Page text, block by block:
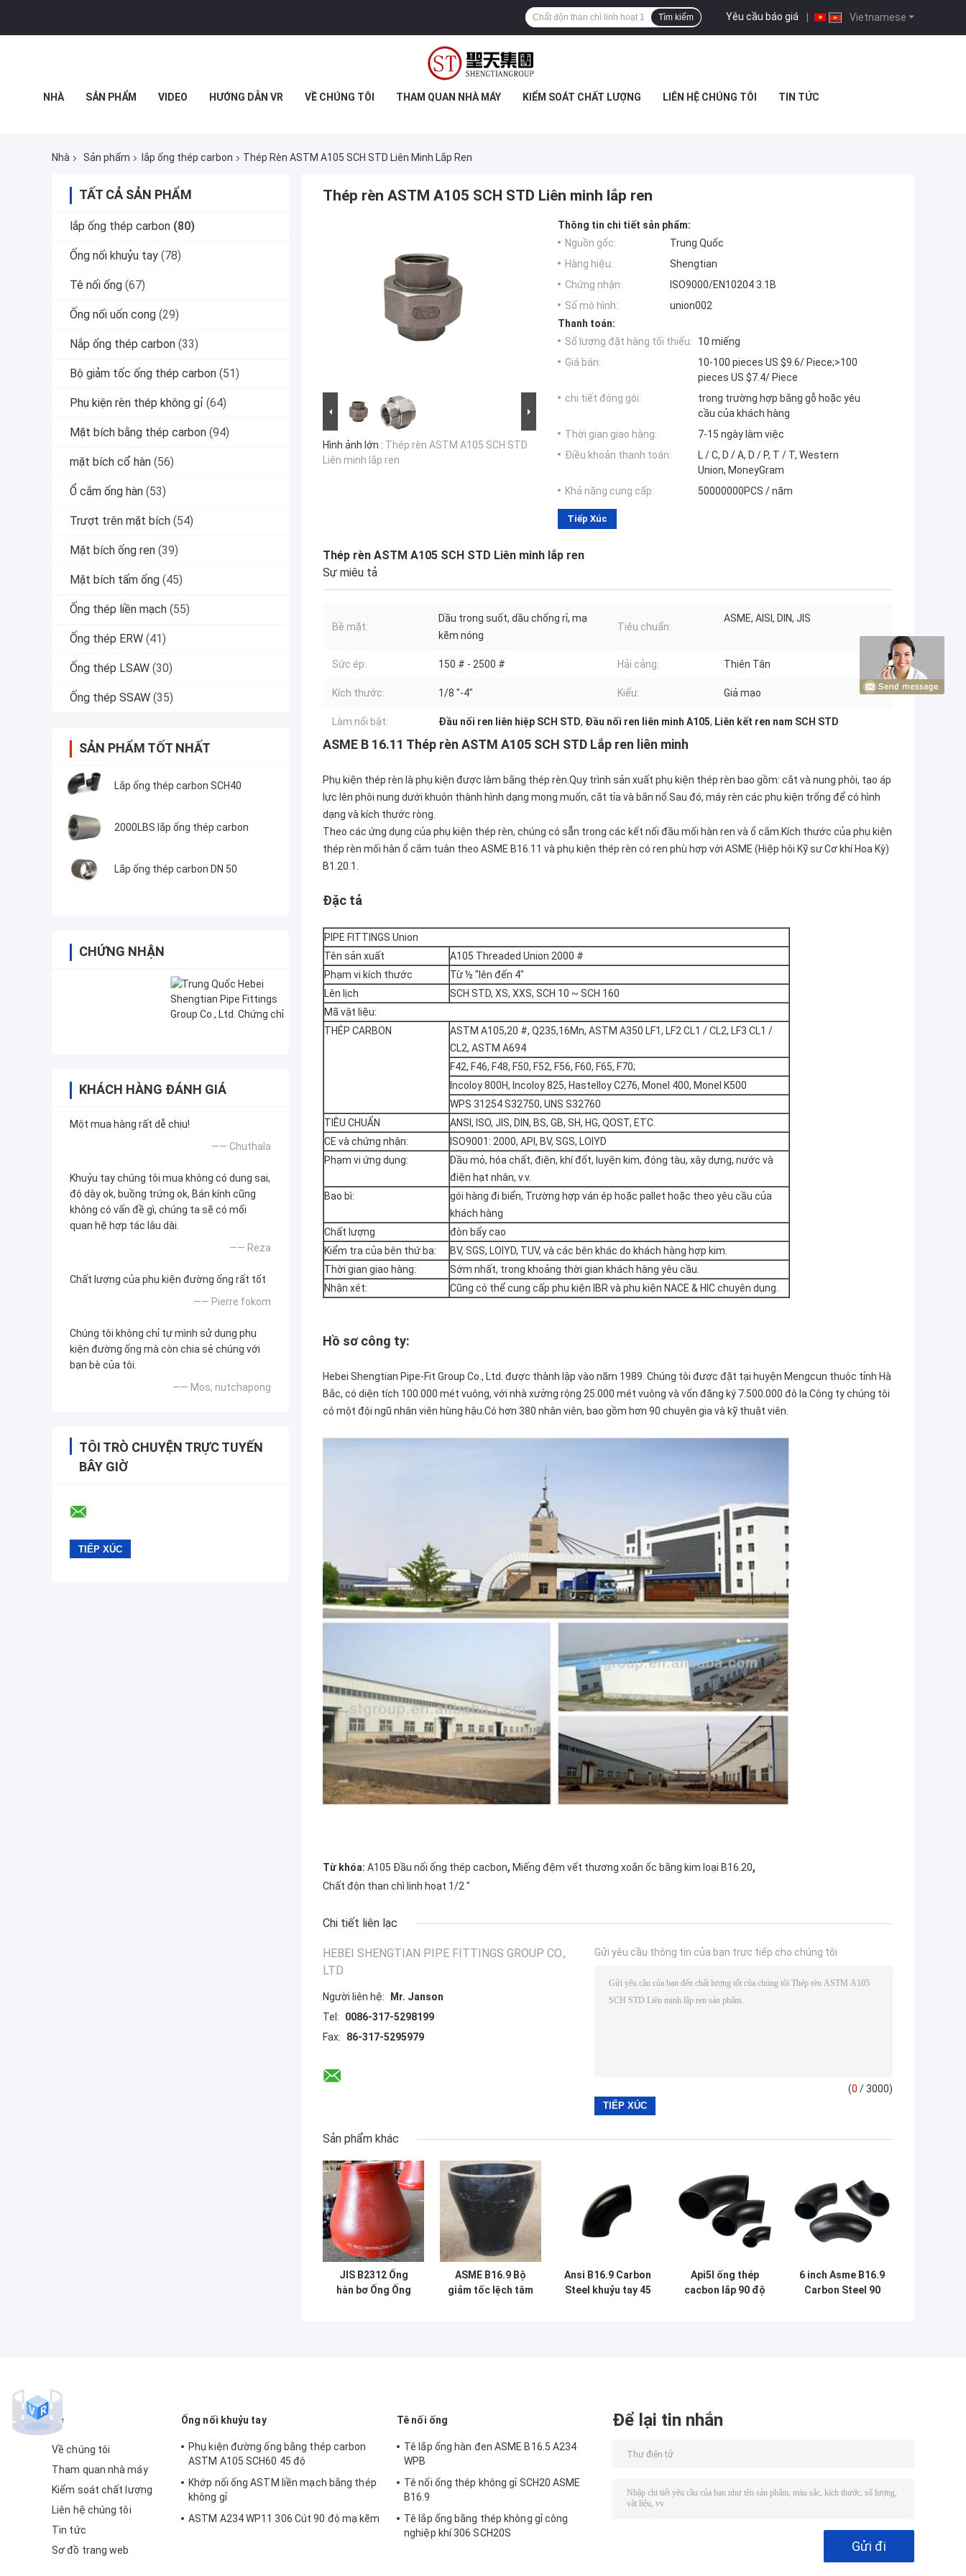
Vietnamese
Yêu cầu báo giá |
Tìm kiếm
NHÀ SẢN PHẨM VIDEO HƯỚNG DẪN VR VỀ CHÚNG TÔI THAM QUAN NHÀ MÁY KIỂM SOÁT CHẤT LƯỢNG LIÊN HỆ CHÚNG TÔI TIN TỨC
Nhà Sản phẩm lắp ống thép carbon Thép Rèn ASTM A105 SCH STD Liên Minh Lắp Ren
TẤT CẢ SẢN PHẨM
lắp ống thép carbon (80)
Ống nối khuỷu tay (78)
Tê nối ống (67)
Ống nối uốn cong (29)
Nắp ống thép carbon (33)
Bộ giảm tốc ống thép carbon (51)
Phụ kiện rèn thép không gỉ (64)
Mặt bích bằng thép carbon (94)
mặt bích cổ hàn (56)
Ổ cắm ống hàn (53)
Trượt trên mặt bích (54)
Mặt bích ống ren (39)
Mặt bích tấm ống (45)
Ống thép liền mạch (55)
Ống thép ERW (41)
Ống thép LSAW (30)
Ống thép SSAW (35)
SẢN PHẨM TỐT NHẤT
Lắp ống thép carbon SCH40
2000LBS lắp ống thép carbon
Lắp ống thép carbon DN 50
CHỨNG NHẬN
KHÁCH HÀNG ĐÁNH GIÁ
Một mua hàng rất dễ chịu!
—— Chuthala
Khuỷu tay chúng tôi mua không có dung sai,
độ dày ok, buồng trứng ok, Bán kính cũng
không có vấn đề gì, chúng ta sẽ có mối
quan hệ hợp tác lâu dài.
—— Reza
Chất lượng của phụ kiện đường ống rất tốt
—— Pierre fokom
Chúng tôi không chỉ tự mình sử dụng phụ
kiện đường ống mà còn chia sẻ chúng với
bạn bè của tôi.
—— Mos, nutchapong
TÔI TRÒ CHUYỆN TRỰC TUYẾN
BÂY GIỜ
Thép rèn ASTM A105 SCH STD Liên minh lắp ren
Hình ảnh lớn : Thép rèn ASTM A105 SCH STD
Liên minh lắp ren
Thông tin chi tiết sản phẩm:
Nguồn gốc:
Trung Quốc
Hàng hiệu:
Shengtian
Chứng nhận:
ISO9000/EN10204 3.1B
Số mô hình:
union002
Thanh toán:
Số lượng đặt hàng tối thiểu:
10 miếng
Giá bán:
10-100 pieces US $9.6/ Piece;>100
pieces US $7.4/ Piece
chi tiết đóng gói:
trong trường hợp bằng gỗ hoặc yêu
cầu của khách hàng
Thời gian giao hàng:
7-15 ngày làm việc
Điều khoản thanh toán:
L / C, D / A, D / P, T / T, Western
Union, MoneyGram
Khả năng cung cấp:
50000000PCS / năm
Tiếp Xúc
Thép rèn ASTM A105 SCH STD Liên minh lắp ren
Sự miêu tả
Bề mặt:
Dầu trong suốt, dầu chống rỉ, mạ
kẽm nóng
Tiêu chuẩn:
ASME, AISI, DIN, JIS
Sức ép: 150 # - 2500 # Hải cảng: Thiên Tân
Kích thước: 1/8 "-4" Kiểu: Giả mạo
Làm nổi bật: Đầu nối ren liên hiệp SCH STD, Đầu nối ren liên minh A105, Liên kết ren nam SCH STD
ASME B 16.11 Thép rèn ASTM A105 SCH STD Lắp ren liên minh
Phụ kiện thép rèn là phụ kiện được làm bằng thép rèn.Quy trình sản xuất phụ kiện thép rèn bao gồm: cắt và nung phôi, tạo áp
lực lên phôi nung dưới khuôn thành hình dạng mong muốn, cắt tỉa và bắn nổ.Sau đó, máy rèn các phụ kiện trống để có hình
dạng và kích thước ròng.
Theo các ứng dụng của phụ kiện thép rèn, chúng có sẵn trong các kết nối đầu mối hàn ren và ổ cắm.Kích thước của phụ kiện
thép rèn mối hàn ổ cắm tuân theo ASME B16.11 và phụ kiện thép rèn có ren phù hợp với ASME (Hiệp hội Kỹ sư Cơ khí Hoa Kỳ)
B1.20.1.
Đặc tả
PIPE FITTINGS Union
Tên sản xuất
A105 Threaded Union 2000 #
Phạm vi kích thước
Từ ½ "lên đến 4"
Lên lịch
SCH STD, XS, XXS, SCH 10 ~ SCH 160
Mã vật liệu:
THÉP CARBON
ASTM A105,20 #, Q235,16Mn, ASTM A350 LF1, LF2 CL1 / CL2, LF3 CL1 /
CL2, ASTM A694
F42, F46, F48, F50, F52, F56, F60, F65, F70;
Incoloy 800H, Incoloy 825, Hastelloy C276, Monel 400, Monel K500
WPS 31254 S32750, UNS S32760
TIÊU CHUẨN
ANSI, ISO, JIS, DIN, BS, GB, SH, HG, QOST, ETC.
CE và chứng nhận:
ISO9001: 2000, API, BV, SGS, LOIYD
Phạm vi ứng dụng:
Dầu mỏ, hóa chất, điện, khí đốt, luyện kim, đóng tàu, xây dựng, nước và
điện hạt nhân, v.v.
Bao bì:
gói hàng đi biển, Trường hợp ván ép hoặc pallet hoặc theo yêu cầu của
khách hàng
Chất lượng
đòn bẩy cao
Kiểm tra của bên thứ ba:
BV, SGS, LOIYD, TUV, và các bên khác do khách hàng hợp kim.
Thời gian giao hàng:
Sớm nhất, trong khoảng thời gian khách hàng yêu cầu.
Nhận xét:
Cũng có thể cung cấp phụ kiện IBR và phụ kiện NACE & HIC chuyên dụng.
Hồ sơ công ty:
Hebei Shengtian Pipe-Fit Group Co., Ltd. được thành lập vào năm 1989. Chúng tôi được đặt tại huyện Mengcun thuộc tỉnh Hà
Bắc, có diện tích 100.000 mét vuông, với nhà xưởng rộng 25.000 mét vuông và vốn đăng ký 7.500.000 đô la.Công ty chúng tôi
có một đội ngũ nhân viên hùng hậu.Có hơn 380 nhân viên, bao gồm hơn 90 chuyên gia và kỹ thuật viên.
Từ khóa: A105 Đầu nối ống thép cacbon, Miếng đệm vết thương xoắn ốc bằng kim loại B16.20,
Chất độn than chì linh hoạt 1/2 "
Chi tiết liên lạc
HEBEI SHENGTIAN PIPE FITTINGS GROUP CO.,
LTD.
Người liên hệ:
Mr. Janson
Tel:
0086-317-5298199
Fax:
86-317-5295979
Gửi yêu cầu thông tin của bạn trực tiếp cho chúng tôi
(0 / 3000)
Sản phẩm khác
JIS B2312 Ống
hàn bơ Ống Ống
ASME B16.9 Bộ
giảm tốc lệch tâm
Ansi B16.9 Carbon
Steel khuỷu tay 45
Api5l ống thép
cacbon lắp 90 độ
6 inch Asme B16.9
Carbon Steel 90
về
Về chúng tôi
Tham quan nhà máy
Kiểm soát chất lượng
Liên hệ chúng tôi
Tin tức
Sơ đồ trang web
Ống nối khuỷu tay
Phụ kiện đường ống bằng thép carbon
ASTM A105 SCH60 45 độ
Khớp nối ống ASTM liền mạch bằng thép
không gỉ
ASTM A234 WP11 306 Cút 90 độ mạ kẽm
Tê nối ống
Tê lắp ống hàn đen ASME B16.5 A234
WPB
Tê nối ống thép không gỉ SCH20 ASME
B16.9
Tê lắp ống bằng thép không gỉ công
nghiệp khí 306 SCH20S
Để lại tin nhắn